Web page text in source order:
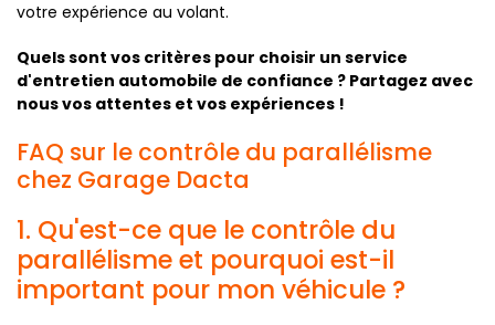
votre expérience au volant.
Quels sont vos critères pour choisir un service
d'entretien automobile de confiance ? Partagez avec
nous vos attentes et vos expériences !
FAQ sur le contrôle du parallélisme
chez Garage Dacta
1. Qu'est-ce que le contrôle du
parallélisme et pourquoi est-il
important pour mon véhicule ?